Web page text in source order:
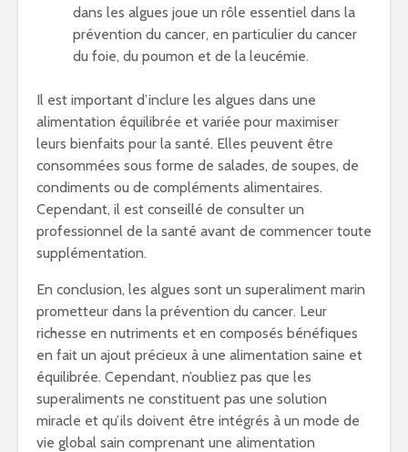
dans les algues joue un rôle essentiel dans la
prévention du cancer, en particulier du cancer
du foie, du poumon et de la leucémie.
Il est important d’inclure les algues dans une
alimentation équilibrée et variée pour maximiser
leurs bienfaits pour la santé. Elles peuvent être
consommées sous forme de salades, de soupes, de
condiments ou de compléments alimentaires.
Cependant, il est conseillé de consulter un
professionnel de la santé avant de commencer toute
supplémentation.
En conclusion, les algues sont un superaliment marin
prometteur dans la prévention du cancer. Leur
richesse en nutriments et en composés bénéfiques
en fait un ajout précieux à une alimentation saine et
équilibrée. Cependant, n’oubliez pas que les
superaliments ne constituent pas une solution
miracle et qu’ils doivent être intégrés à un mode de
vie global sain comprenant une alimentation